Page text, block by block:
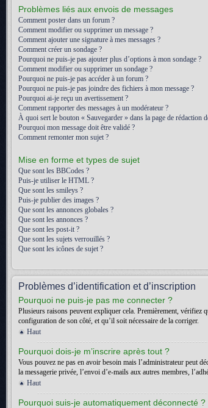
Problèmes liés aux envois de messages
Comment poster dans un forum ?
Comment modifier ou supprimer un message ?
Comment ajouter une signature à mes messages ?
Comment créer un sondage ?
Pourquoi ne puis-je pas ajouter plus d’options à mon sondage ?
Comment modifier ou supprimer un sondage ?
Pourquoi ne puis-je pas accéder à un forum ?
Pourquoi ne puis-je pas joindre des fichiers à mon message ?
Pourquoi ai-je reçu un avertissement ?
Comment rapporter des messages à un modérateur ?
À quoi sert le bouton « Sauvegarder » dans la page de rédaction
Pourquoi mon message doit être validé ?
Comment remonter mon sujet ?
Mise en forme et types de sujet
Que sont les BBCodes ?
Puis-je utiliser le HTML ?
Que sont les smileys ?
Puis-je publier des images ?
Que sont les annonces globales ?
Que sont les annonces ?
Que sont les post-it ?
Que sont les sujets verrouillés ?
Que sont les icônes de sujet ?
Problèmes d’identification et d’inscription
Pourquoi ne puis-je pas me connecter ?
Plusieurs raisons peuvent expliquer cela. Premièrement, vérifiez
configuration de son côté, et qu’il soit nécessaire de la corriger.
Haut
Pourquoi dois-je m’inscrire après tout ?
Vous pouvez ne pas en avoir besoin mais l’administrateur peut
la messagerie privée, l’envoi d’e-mails aux autres membres,
Haut
Pourquoi suis-je automatiquement déconnecté ?